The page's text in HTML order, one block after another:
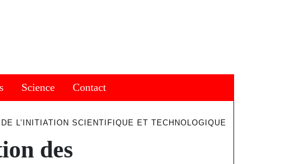
Science Contact
L’INITIATION SCIENTIFIQUE ET TECHNOLOGIQUE
des